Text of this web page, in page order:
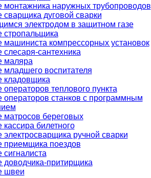
монтажника наружных трубопроводов
сварщика дуговой сварки
электродом в защитном газе
стропальщика
машиниста компрессорных установок
слесаря-сантехника
маляра
младшего воспитателя
кладовщика
теплового пункта
операторов станков с программным
матросов береговых
билетного
электросварщика ручной сварки
приемщика поездов
доводчика-притирщика
швеи